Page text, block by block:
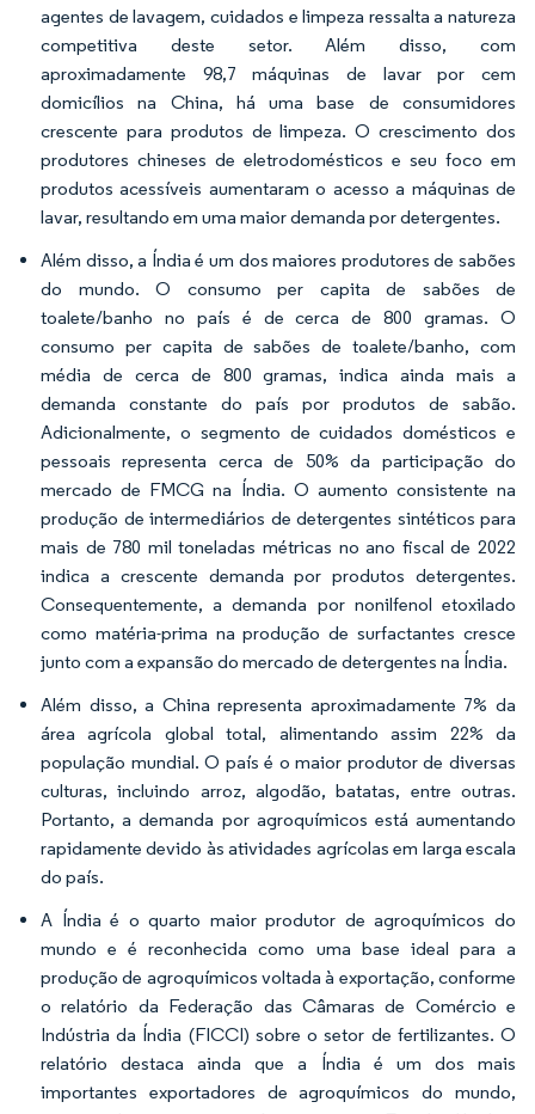
agentes de lavagem, cuidados e limpeza ressalta a natureza
competitiva deste setor. Além disso, com
aproximadamente 98,7 máquinas de lavar por cem
domicílios na China, há uma base de consumidores
crescente para produtos de limpeza. O crescimento dos
produtores chineses de eletrodomésticos e seu foco em
produtos acessíveis aumentaram o acesso a máquinas de
lavar, resultando em uma maior demanda por detergentes.
Além disso, a Índia é um dos maiores produtores de sabões
do mundo. O consumo per capita de sabões de
toalete/banho no país é de cerca de 800 gramas. O
consumo per capita de sabões de toalete/banho, com
média de cerca de 800 gramas, indica ainda mais a
demanda constante do país por produtos de sabão.
Adicionalmente, o segmento de cuidados domésticos e
pessoais representa cerca de 50% da participação do
mercado de FMCG na Índia. O aumento consistente na
produção de intermediários de detergentes sintéticos para
mais de 780 mil toneladas métricas no ano fiscal de 2022
indica a crescente demanda por produtos detergentes.
Consequentemente, a demanda por nonilfenol etoxilado
como matéria-prima na produção de surfactantes cresce
junto com a expansão do mercado de detergentes na Índia.
Além disso, a China representa aproximadamente 7% da
área agrícola global total, alimentando assim 22% da
população mundial. O país é o maior produtor de diversas
culturas, incluindo arroz, algodão, batatas, entre outras.
Portanto, a demanda por agroquímicos está aumentando
rapidamente devido às atividades agrícolas em larga escala
do país.
A Índia é o quarto maior produtor de agroquímicos do
mundo e é reconhecida como uma base ideal para a
produção de agroquímicos voltada à exportação, conforme
o relatório da Federação das Câmaras de Comércio e
Indústria da Índia (FICCI) sobre o setor de fertilizantes. O
relatório destaca ainda que a Índia é um dos mais
importantes exportadores de agroquímicos do mundo,